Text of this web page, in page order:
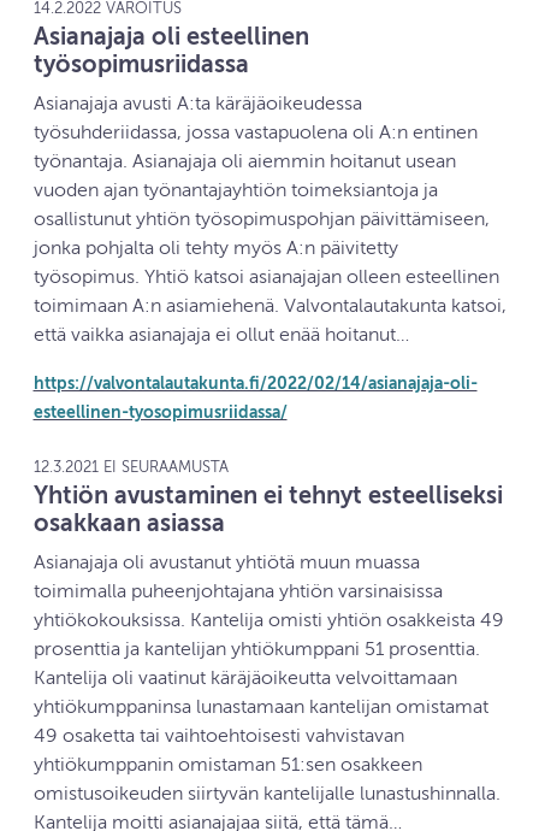
14.2.2022 VAROITUS
Asianajaja oli esteellinen
työsopimusriidassa
Asianajaja avusti A:ta käräjäoikeudessa
työsuhderiidassa, jossa vastapuolena oli A:n entinen
työnantaja. Asianajaja oli aiemmin hoitanut usean
vuoden ajan työnantajayhtiön toimeksiantoja ja
osallistunut yhtiön työsopimuspohjan päivittämiseen,
jonka pohjalta oli tehty myös A:n päivitetty
työsopimus. Yhtiö katsoi asianajajan olleen esteellinen
toimimaan A:n asiamiehenä. Valvontalautakunta katsoi,
että vaikka asianajaja ei ollut enää hoitanut…
https://valvontalautakunta.fi/2022/02/14/asianajaja-oli-
esteellinen-tyosopimusriidassa/
12.3.2021 EI SEURAAMUSTA
Yhtiön avustaminen ei tehnyt esteelliseksi
osakkaan asiassa
Asianajaja oli avustanut yhtiötä muun muassa
toimimalla puheenjohtajana yhtiön varsinaisissa
yhtiökokouksissa. Kantelija omisti yhtiön osakkeista 49
prosenttia ja kantelijan yhtiökumppani 51 prosenttia.
Kantelija oli vaatinut käräjäoikeutta velvoittamaan
yhtiökumppaninsa lunastamaan kantelijan omistamat
49 osaketta tai vaihtoehtoisesti vahvistavan
yhtiökumppanin omistaman 51:sen osakkeen
omistusoikeuden siirtyvän kantelijalle lunastushinnalla.
Kantelija moitti asianajajaa siitä, että tämä…